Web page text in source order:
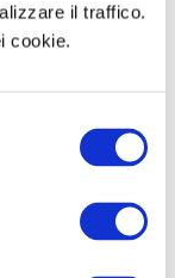
il traffico.
cookie.
KPI,